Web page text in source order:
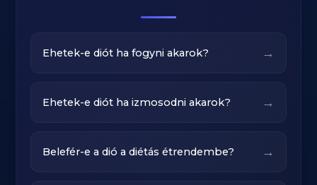
Ehetek-e diót ha fogyni akarok? →
Ehetek-e diót ha izmosodni akarok? →
Belefér-e a dió a diétás étrendembe? →